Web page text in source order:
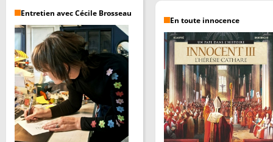
Entretien avec Cécile Brosseau
En toute innocence